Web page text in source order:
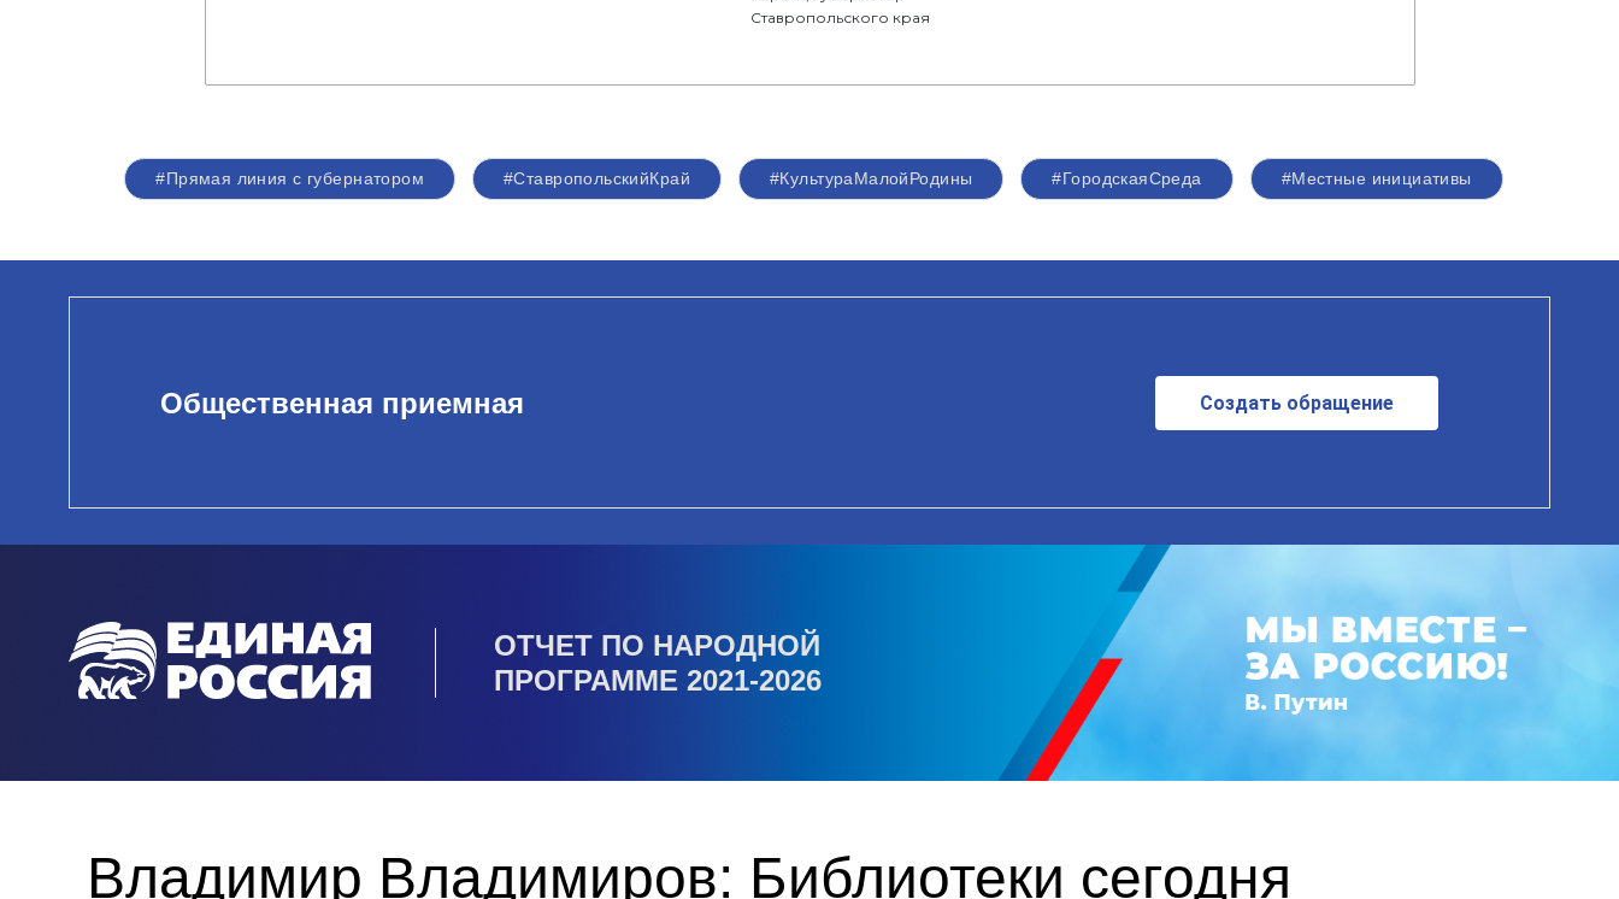
Ставропольского края
#Прямая линия с губернатором #СтавропольскийКрай #КультураМалойРодины #ГородскаяСреда #Местные инициативы
Общественная приемная Создать обращение
ОТЧЕТ ПО НАРОДНОЙ
ПРОГРАММЕ 2021-2026
Владимир Владимиров: Библиотеки сегодня